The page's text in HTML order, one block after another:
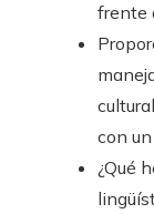
frente
con
¿Qué